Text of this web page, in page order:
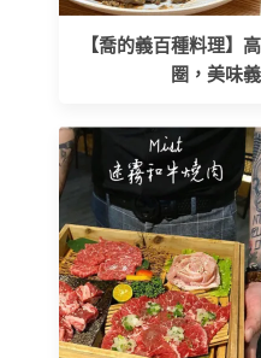
【喬的義百種料理】
圈，美味